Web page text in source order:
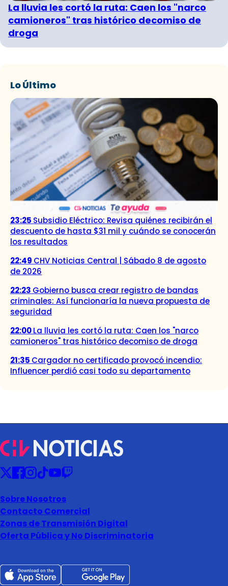
La lluvia les cortó la ruta: Caen los "narco
camioneros" tras histórico decomiso de
droga
Lo Último
23:25 Subsidio Eléctrico: Revisa quiénes recibirán el
descuento de hasta $31 mil y cuándo se conocerán
los resultados
22:49 CHV Noticias Central | Sábado 8 de agosto
de 2026
22:23 Gobierno busca crear registro de bandas
criminales: Así funcionaría la nueva propuesta de
seguridad
22:00La lluvia les cortó la ruta: Caen los "narco
camioneros" tras histórico decomiso de droga
21:35 Cargador no certificado provocó incendio:
Influencer perdió casi todo su departamento
Sobre Nosotros
Contacto Comercial
Zonas de Transmisión Digital
Oferta Pública y No Discriminatoria